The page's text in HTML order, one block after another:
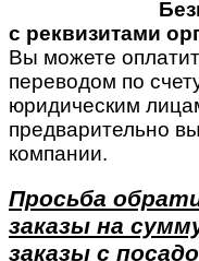
с реквизитами
Вы можете
переводом по
юридическим
предварительно
компании.
Просьба
заказы на
заказы с